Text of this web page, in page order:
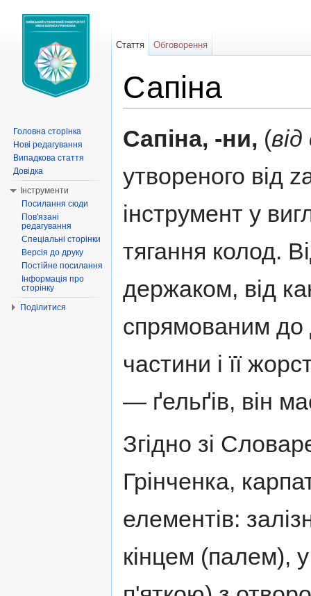
Сапіна
Сапіна, -ни, (
утвореного від
інструмент у
тягання колод.
держаком, від
спрямованим до
частини і її
— ґельґів, він
Згідно зі
Грінченка,
елементів:
кінцем (палем),
Стаття Обговорення
Головна сторінка
Нові редагування
Випадкова стаття
Довідка
Інструменти
Посилання сюди
Пов'язані
редагування
Спеціальні сторінки
Версія до друку
Постійне посилання
Інформація про
сторінку
Поділитися